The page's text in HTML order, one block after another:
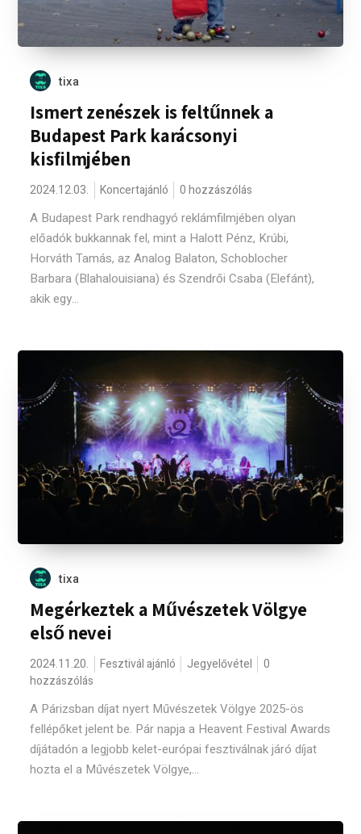
tixa
Ismert zenészek is feltűnnek a
Budapest Park karácsonyi
kisfilmjében
2024.12.03. Koncertajánló 0 hozzászólás
A Budapest Park rendhagyó reklámfilmjében olyan
előadók bukkannak fel, mint a Halott Pénz, Krúbi,
Horváth Tamás, az Analog Balaton, Schoblocher
Barbara (Blahalouisiana) és Szendrői Csaba (Elefánt),
akik egy...
tixa
Megérkeztek a Művészetek Völgye
első nevei
2024.11.20. Fesztivál ajánló Jegyelővétel
0
hozzászólás
A Párizsban díjat nyert Művészetek Völgye 2025-ös
fellépőket jelent be. Pár napja a Heavent Festival Awards
díjátadón a legjobb kelet-európai fesztiválnak járó díjat
hozta el a Művészetek Völgye,...